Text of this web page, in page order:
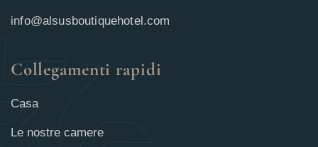
info@alsusboutiquehotel.com
Collegamenti rapidi
Casa
Le nostre camere